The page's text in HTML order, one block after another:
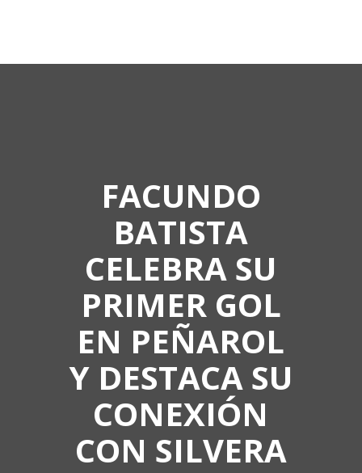
FACUNDO
BATISTA
CELEBRA SU
PRIMER GOL
EN PEÑAROL
Y DESTACA SU
CONEXIÓN
CON SILVERA